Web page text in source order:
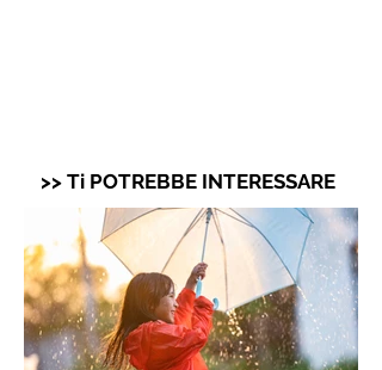
>> Ti POTREBBE INTERESSARE